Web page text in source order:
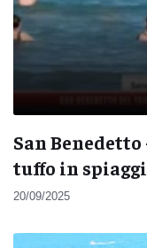
San
tuffo in
20/09/2025